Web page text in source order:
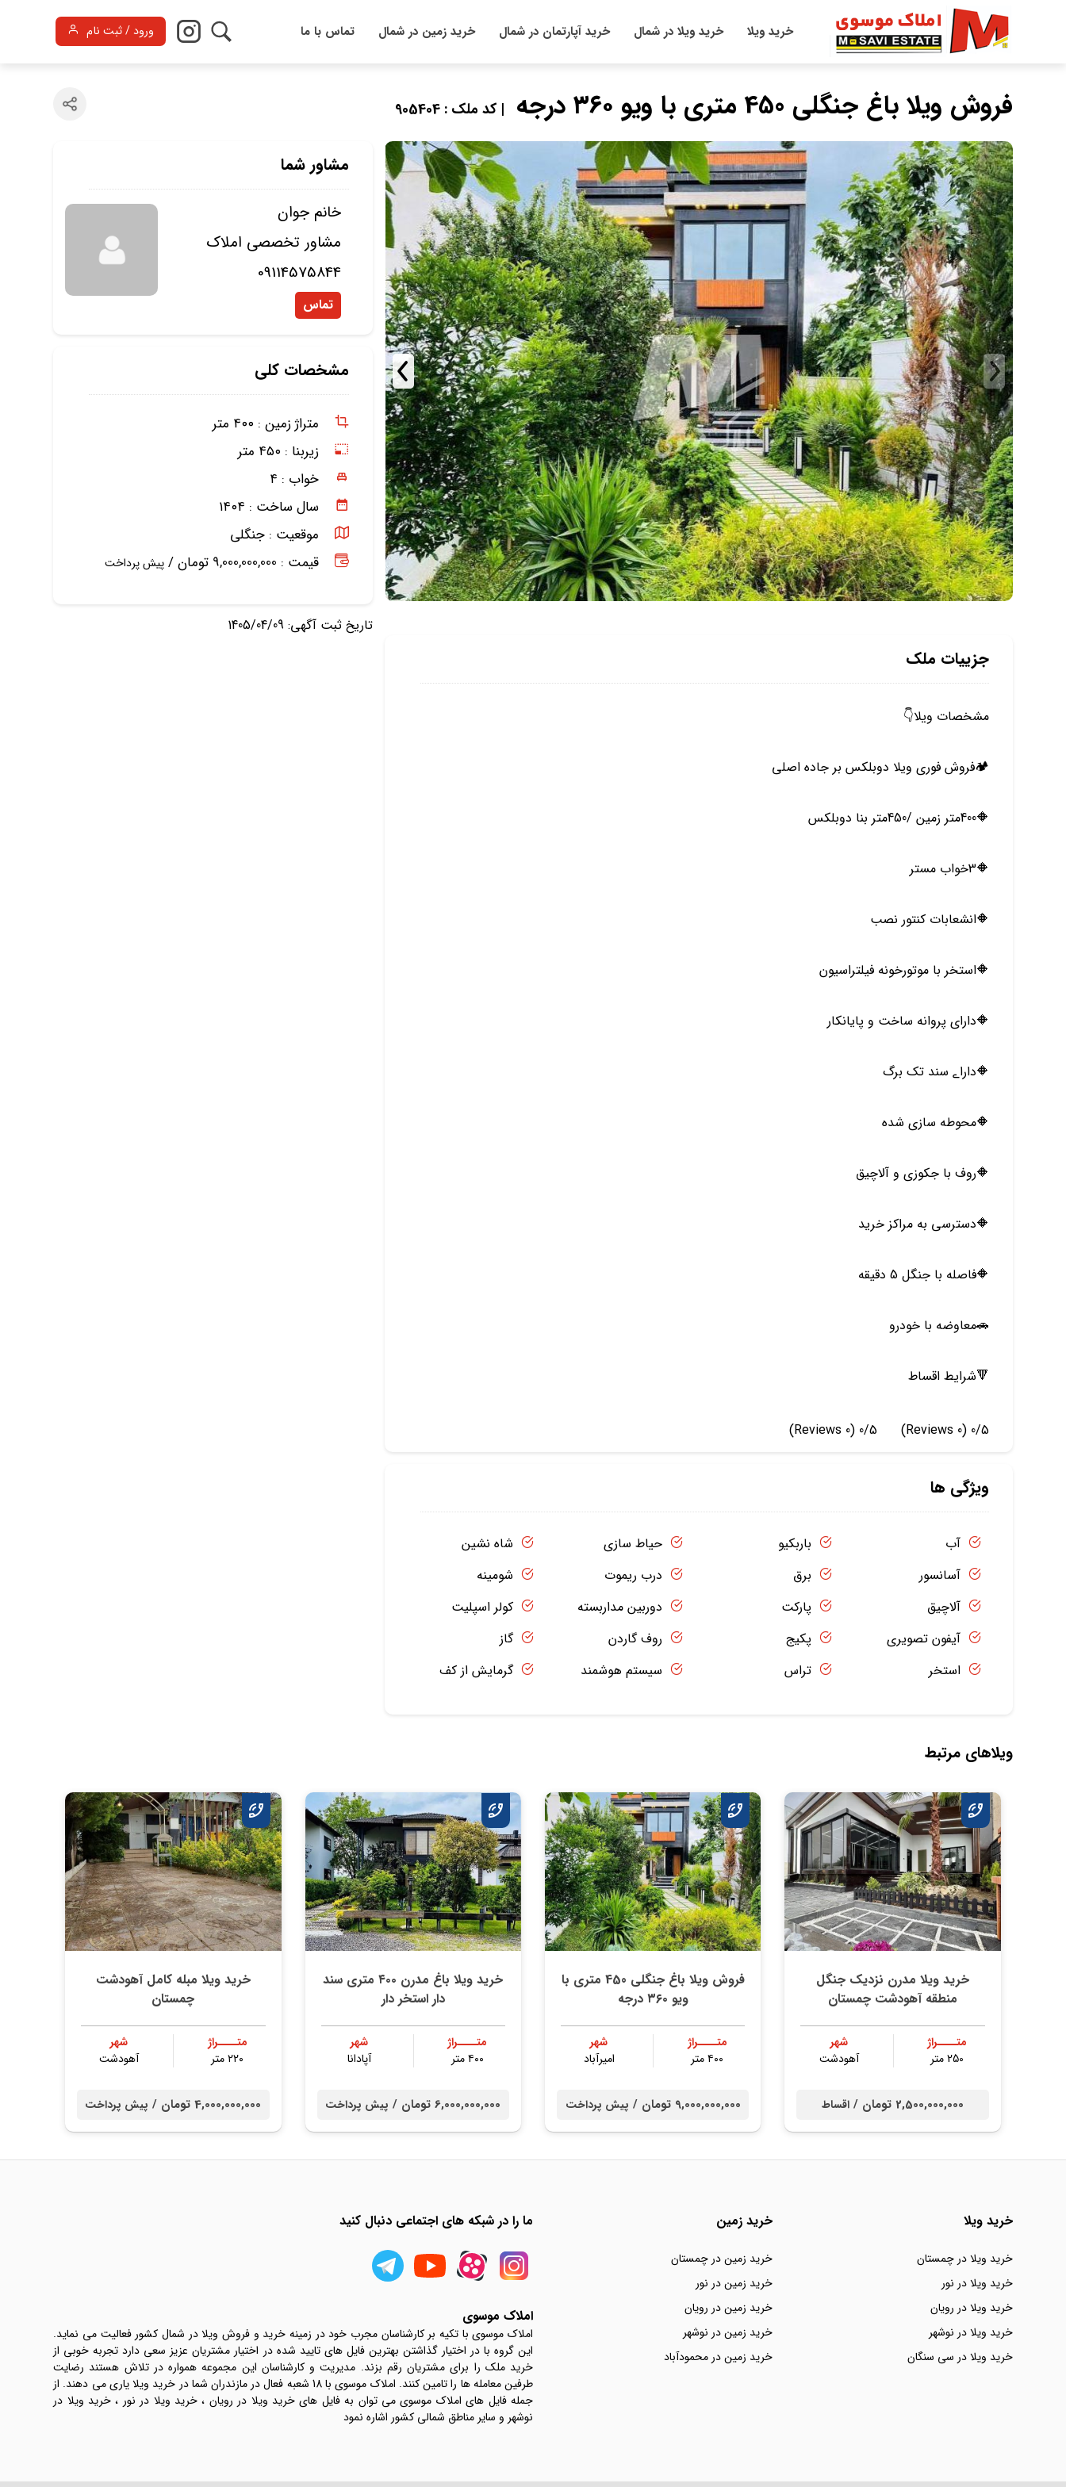
خرید ویلا خرید ویلا در شمال خرید آپارتمان در شمال خرید زمین در شمال تماس با ما ورود / ثبت نام
فروش ویلا باغ جنگلی 450 متری با ویو ۳۶۰ درجه | کد ملک : 905404
مشاور شما
خانم جوان
مشاور تخصصی املاک
09114575844
تماس
مشخصات کلی
متراژ زمین : ۴۰۰ متر
زیربنا : ۴۵۰ متر
خواب : ۴
سال ساخت : ۱۴۰۴
موقعیت : جنگلی
قیمت : 9,000,000,000 تومان /
پیش پرداخت
تاریخ ثبت آگهی: 1405/04/09
جزییات ملک
مشخصات ویلا👇
🏕فروش فوری ویلا دوبلکس بر جاده اصلی
🔶️400متر زمین /450متر بنا دوبلکس
🔶️3خواب مستر
🔶️انشعابات کنتور نصب
🔶️استخر با موتورخونه فیلتراسیون
🔶️دارای پروانه ساخت و پایانکار
🔶️داراے سند تک برگ
🔶️محوطه سازی شده
🔶️روف با جکوزی و آلاچیق
🔶️دسترسی به مراکز خرید
🔶️فاصله با جنگل 5 دقیقه
🚗معاوضه با خودرو
🔻شرایط اقساط
0/5
(0 Reviews)
0/5
(0 Reviews)
ویژگی ها
آب
آسانسور
آلاچیق
آیفون تصویری
استخر
باربکیو
برق
پارکت
پکیج
تراس
حیاط سازی
درب ریموت
دوربین مداربسته
روف گاردن
سیستم هوشمند
شاه نشین
شومینه
کولر اسپلیت
گاز
گرمایش از کف
ویلاهای مرتبط
خرید ویلا مدرن نزدیک جنگل
منطقه آهودشت چمستان
متــــراژ
250 متر
شهر
آهودشت
2,500,000,000 تومان / اقساط
فروش ویلا باغ جنگلی 450 متری با
ویو ۳۶۰ درجه
متــــراژ
۴۰۰ متر
شهر
امیرآباد
9,000,000,000 تومان / پیش پرداخت
خرید ویلا باغ مدرن ۴۰۰ متری سند
دار استخر دار
متــــراژ
۴۰۰ متر
شهر
آپادانا
6,000,000,000 تومان / پیش پرداخت
خرید ویلا مبله کامل آهودشت
چمستان
متــــراژ
۲۲۰ متر
شهر
آهودشت
4,000,000,000 تومان / پیش پرداخت
خرید ویلا
خرید ویلا در چمستان
خرید ویلا در نور
خرید ویلا در رویان
خرید ویلا در نوشهر
خرید ویلا در سی سنگان
خرید زمین
خرید زمین در چمستان
خرید زمین در نور
خرید زمین در رویان
خرید زمین در نوشهر
خرید زمین در محمودآباد
ما را در شبکه های اجتماعی دنبال کنید
املاک موسوی
املاک موسوی با تکیه بر کارشناسان مجرب خود در زمینه خرید و فروش ویلا در شمال کشور فعالیت می نماید.
این گروه با در اختیار گذاشتن بهترین فایل های تایید شده در اختیار مشتریان عزیز سعی دارد تجربه خوبی از
خرید ملک را برای مشتریان رقم بزند. مدیریت و کارشناسان این مجموعه همواره در تلاش هستند رضایت
طرفین معامله ها را تامین کنند. املاک موسوی با 18 شعبه فعال در مازندران شما در خرید ویلا یاری می دهند. از
جمله فایل های املاک موسوی می توان به فایل های خرید ویلا در رویان ، خرید ویلا در نور ، خرید ویلا در
نوشهر و سایر مناطق شمالی کشور اشاره نمود